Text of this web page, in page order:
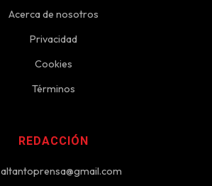
Acerca de nosotros
Privacidad
Cookies
Términos
REDACCIÓN
altantoprensa@gmail.com